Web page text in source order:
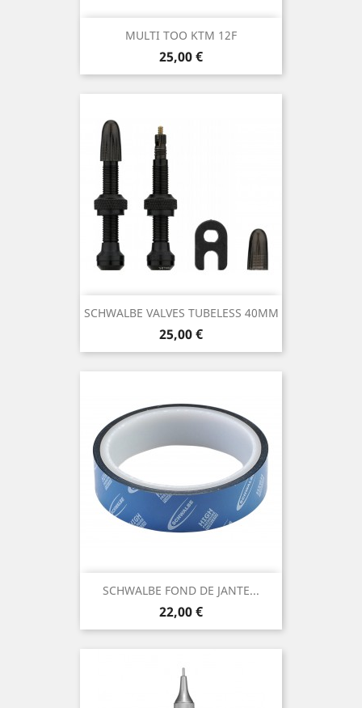
MULTI TOO KTM 12F
Prix
25,00 €
SCHWALBE VALVES TUBELESS 40MM
Prix
25,00 €
SCHWALBE FOND DE JANTE...
Prix
22,00 €